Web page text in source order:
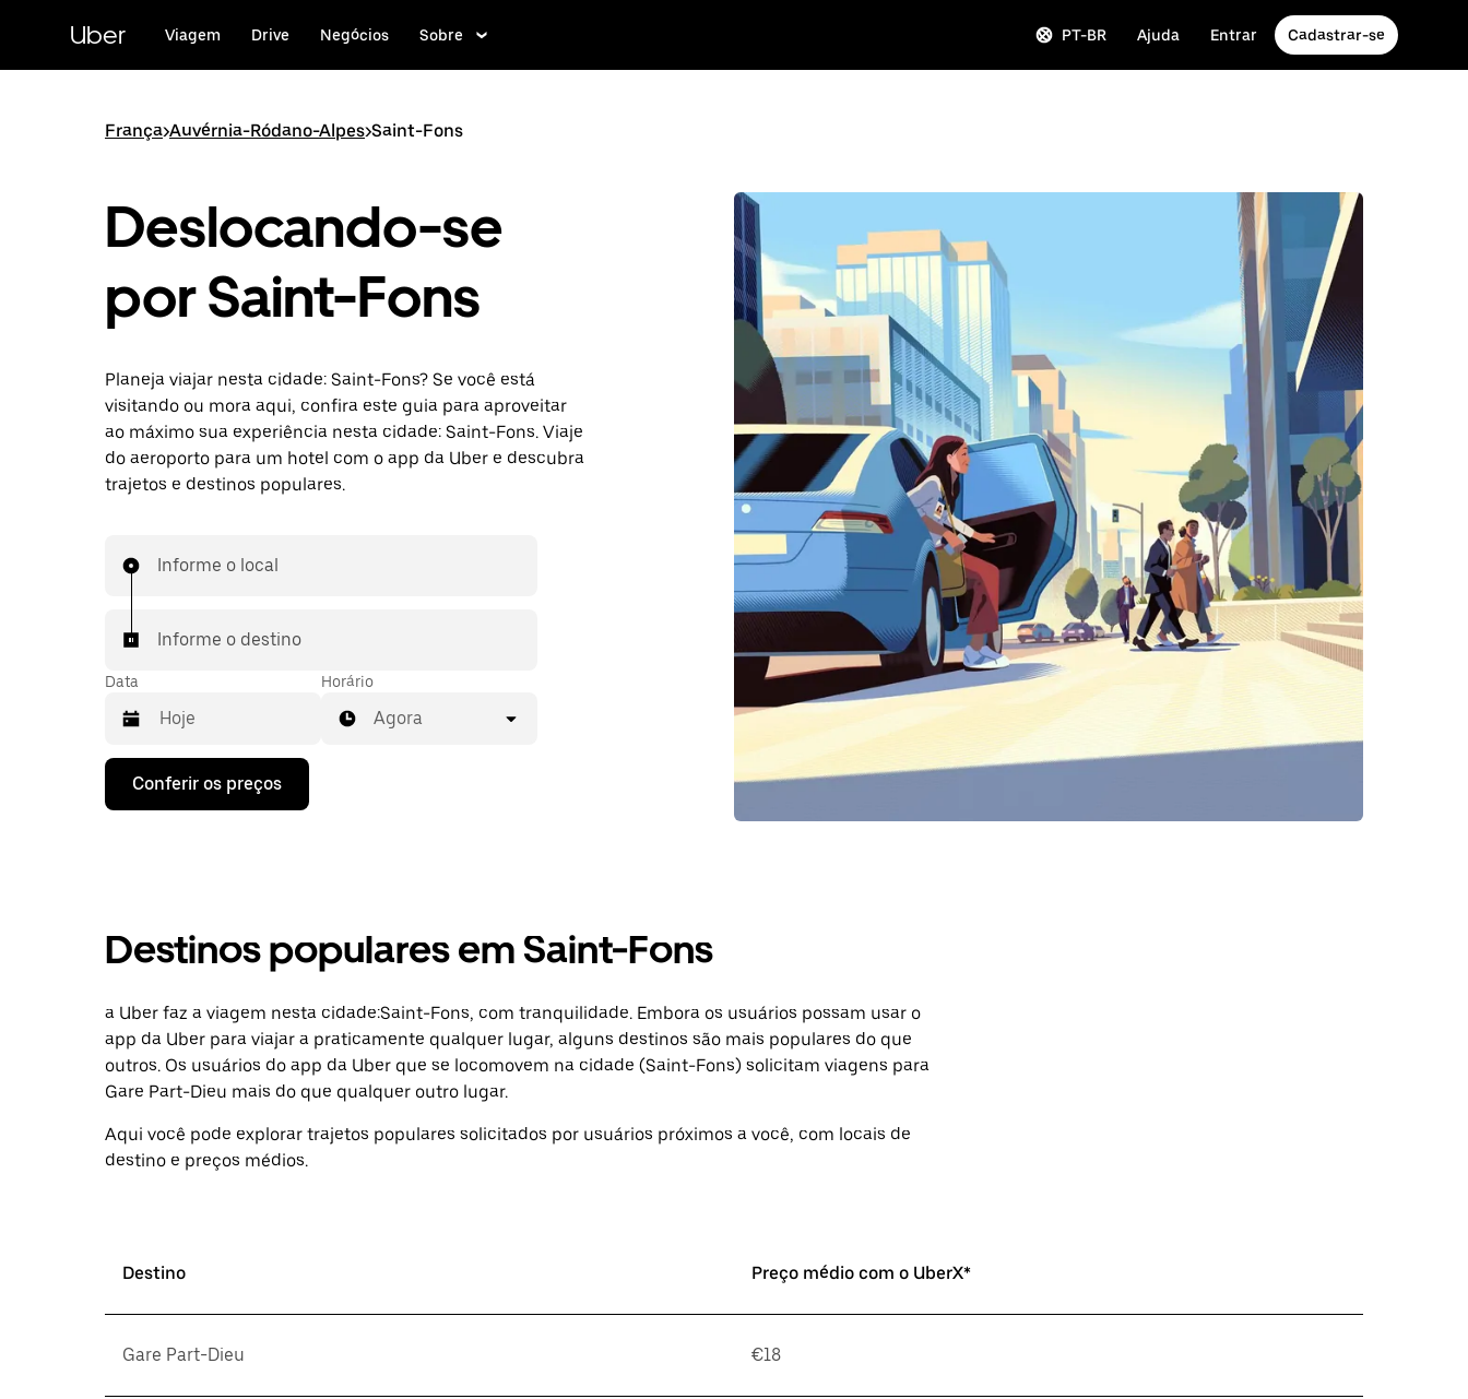
conteúdo
Uber Viagem Drive Negócios Sobre PT-BR Ajuda Entrar Cadastrar-se
França>Auvérnia-Ródano-Alpes>Saint-Fons
Deslocando-se
por Saint-Fons
Planeja viajar nesta cidade: Saint-Fons? Se você está
visitando ou mora aqui, confira este guia para aproveitar
ao máximo sua experiência nesta cidade: Saint-Fons. Viaje
do aeroporto para um hotel com o app da Uber e descubra
trajetos e destinos populares.
Informe o local
Informe o destino
Data
Pressione
seta
calendário
e
uma
Pressione
a
tecla
para
fechar
o
Horário
Agora
Conferir os preços
Destinos populares em Saint-Fons
a Uber faz a viagem nesta cidade:Saint-Fons, com tranquilidade. Embora os usuários possam usar o
app da Uber para viajar a praticamente qualquer lugar, alguns destinos são mais populares do que
outros. ⁠Os usuários do app da Uber que se locomovem na cidade (Saint-Fons) solicitam viagens para
Gare Part-Dieu mais do que qualquer outro lugar.
Aqui você pode explorar trajetos populares solicitados por usuários próximos a você, com locais de
destino e preços médios.
Destino Preço médio com o UberX*
Gare Part-Dieu €18